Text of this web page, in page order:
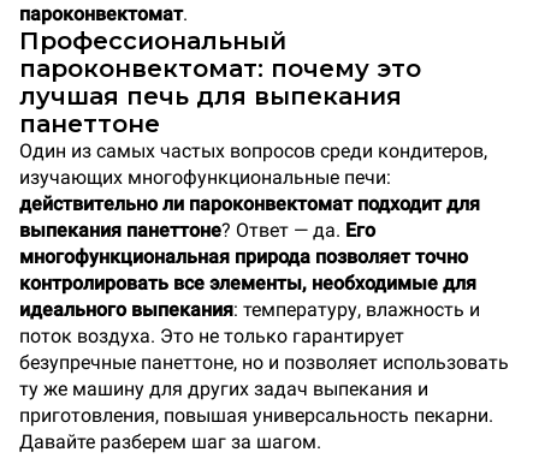
пароконвектомат.
Профессиональный
пароконвектомат: почему это
лучшая печь для выпекания
панеттоне
Один из самых частых вопросов среди кондитеров,
изучающих многофункциональные печи:
действительно ли пароконвектомат подходит для
выпекания панеттоне? Ответ — да. Его
многофункциональная природа позволяет точно
контролировать все элементы, необходимые для
идеального выпекания: температуру, влажность и
поток воздуха. Это не только гарантирует
безупречные панеттоне, но и позволяет использовать
ту же машину для других задач выпекания и
приготовления, повышая универсальность пекарни.
Давайте разберем шаг за шагом.